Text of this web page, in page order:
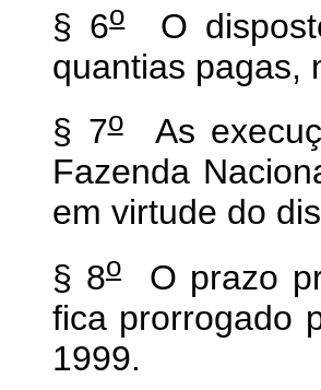
§ 6oO
quantias pagas,
§ 7oAs
Fazenda
em virtude do
§ 8oO prazo
fica prorrogado
1999.